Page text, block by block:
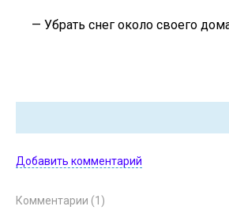
— Убрать снег около своего
Добавить комментарий
Комментарии (1)